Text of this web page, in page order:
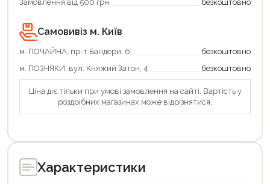
Замовлення від 500 грн
безкоштовно
Самовивіз м. Київ
м. ПОЧАЙНА, пр-т Бандери, 6
безкоштовно
м. ПОЗНЯКИ, вул. Княжий Затон, 4
безкоштовно
Ціна діє тільки при умові замовлення на сайті. Вартість у
роздрібних магазинах може відрізнятися.
Характеристики